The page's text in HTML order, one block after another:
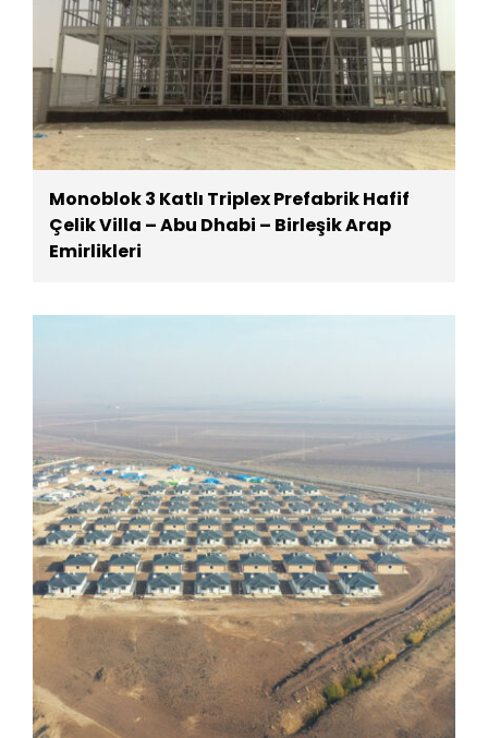
Monoblok 3 Katlı Triplex Prefabrik Hafif
Çelik Villa – Abu Dhabi – Birleşik Arap
Emirlikleri